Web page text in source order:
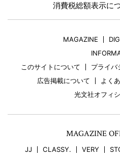
消費税総額表示に
MAGAZINE
このサイトについて
プライバ
広告掲載について
よく
光文社オフィ
MAGAZINE
JJ CLASSY. VERY